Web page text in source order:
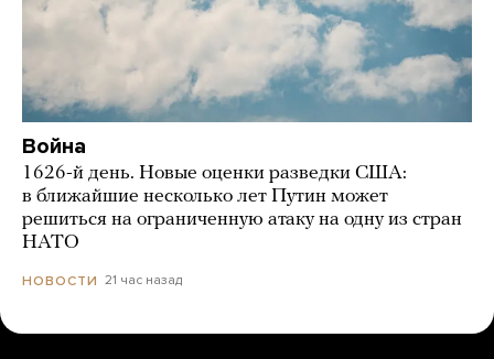
Война
1626-й день. Новые оценки разведки США:
в ближайшие несколько лет Путин может
решиться на ограниченную атаку на одну из стран
НАТО
НОВОСТИ 21 час назад